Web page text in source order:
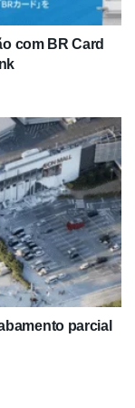
com BR Card
parcial